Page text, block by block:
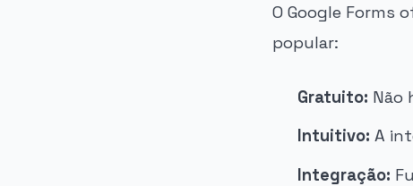
O Google Forms
popular:
Gratuito: Não
Intuitivo: A
Integração: